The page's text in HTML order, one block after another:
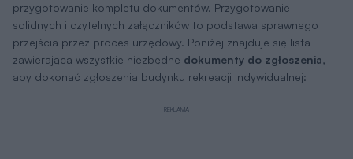
przygotowanie kompletu dokumentów. Przygotowanie
solidnych i czytelnych załączników to podstawa sprawnego
przejścia przez proces urzędowy. Poniżej znajduje się lista
zawierająca wszystkie niezbędne dokumenty do zgłoszenia,
aby dokonać zgłoszenia budynku rekreacji indywidualnej: